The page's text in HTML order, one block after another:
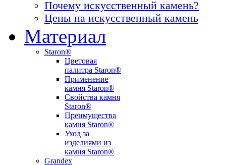
Почему искусственный камень?
Цены на искусственный камень
Материал
Staron®
Цветовая
палитра Staron®
Применение
камня Staron®
Свойства камня
Staron®
Преимущества
камня Staron®
Уход за
изделиями из
камня Staron®
Grandex